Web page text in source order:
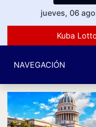
jueves, 06
Kuba
NAVEGACIÓN